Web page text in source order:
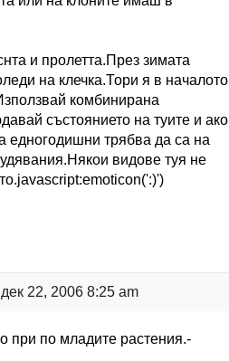
и пролетта.През зимата
на клечка.Тори я в началото
комбинирана
състоянието на туите и ако
едногодишни трябва да са на
видове туя не
дек 22, 2006 8:25 am
при по младите растения.-